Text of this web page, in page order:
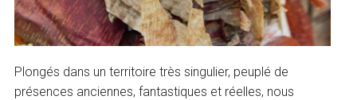
Plongés dans un territoire très singulier, peuplé de
présences anciennes, fantastiques et réelles, nous